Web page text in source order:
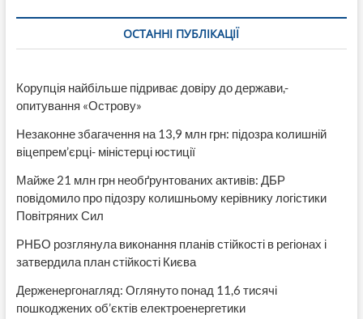
ОСТАННІ ПУБЛІКАЦІЇ
Корупція найбільше підриває довіру до держави,-
опитування «Острову»
Незаконне збагачення на 13,9 млн грн: підозра колишній
віцепрем’єрці- міністерці юстиції
Майже 21 млн грн необґрунтованих активів: ДБР
повідомило про підозру колишньому керівнику логістики
Повітряних Сил
РНБО розглянула виконання планів стійкості в регіонах і
затвердила план стійкості Києва
Держенергонагляд: Оглянуто понад 11,6 тисячі
пошкоджених об’єктів електроенергетики